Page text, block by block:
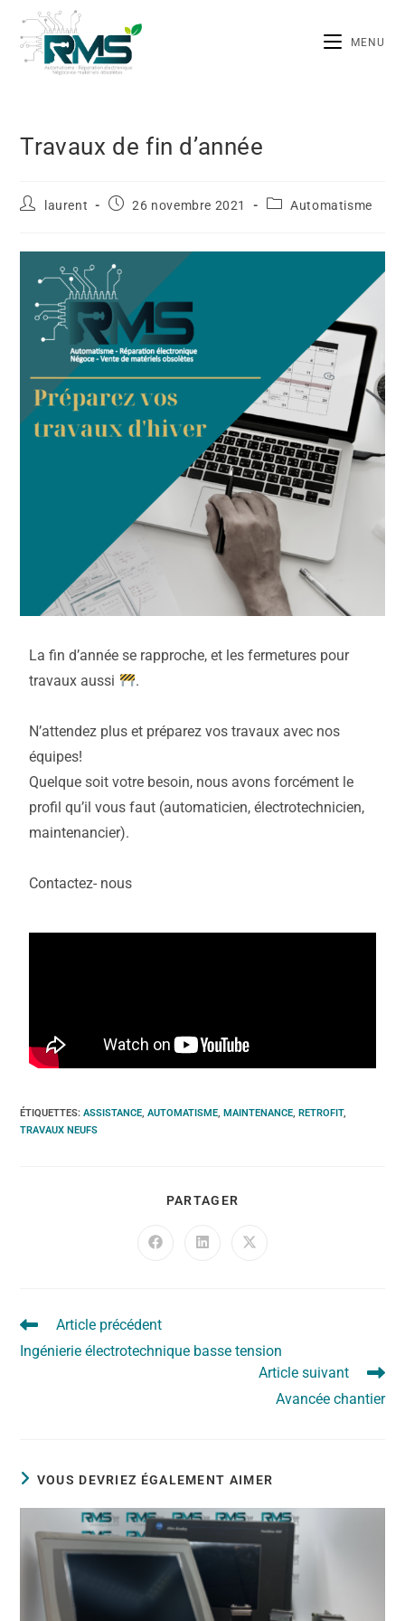
MENU
Travaux de fin d’année
laurent 26 novembre 2021 Automatisme
La fin d’année se rapproche, et les fermetures pour
travaux aussi
.
N’attendez plus et préparez vos travaux avec nos
équipes!
Quelque soit votre besoin, nous avons forcément le
profil qu’il vous faut (automaticien, électrotechnicien,
maintenancier).
Contactez- nous
ÉTIQUETTES:ASSISTANCE, AUTOMATISME, MAINTENANCE, RETROFIT,
TRAVAUX NEUFS
PARTAGER
Article précédent
Ingénierie électrotechnique basse tension
Article suivant
Avancée chantier
VOUS DEVRIEZ ÉGALEMENT AIMER